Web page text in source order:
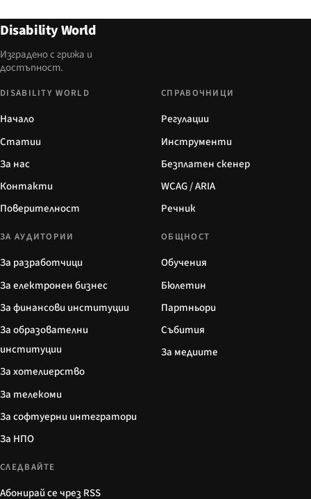
Disability World
Изградено с грижа и
достъпност.
DISABILITY WORLD
Начало
Статии
За нас
Контакти
Поверителност
СПРАВОЧНИЦИ
Регулации
Инструменти
Безплатен скенер
WCAG / ARIA
Речник
ЗА АУДИТОРИИ
За разработчици
За електронен бизнес
За финансови институции
За образователни
институции
За хотелиерство
За телекоми
За софтуерни интегратори
За НПО
ОБЩНОСТ
Обучения
Бюлетин
Партньори
Събития
За медиите
СЛЕДВАЙТЕ
Абонирай се чрез RSS